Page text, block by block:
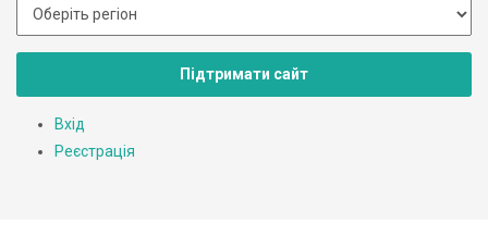
Підтримати сайт
Вхід
Реєстрація